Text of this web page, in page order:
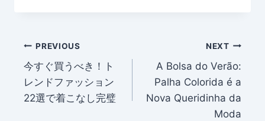
Post
navigation
PREVIOUS
今すぐ買うべき！ト
レンドファッション
22選で着こなし完璧
NEXT
A Bolsa do Verão:
Palha Colorida é a
Nova Queridinha da
Moda